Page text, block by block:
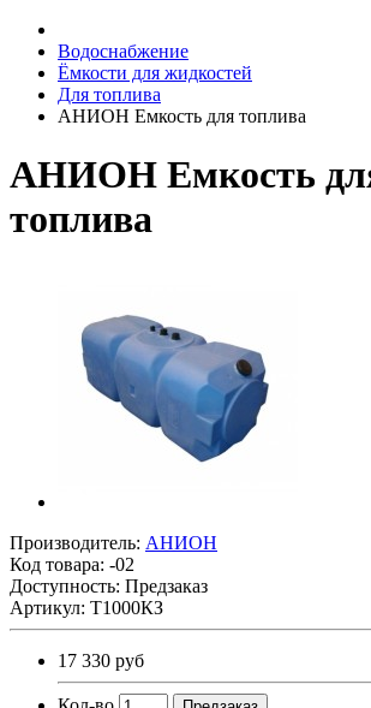
Водоснабжение
Ёмкости для жидкостей
Для топлива
АНИОН Емкость для топлива
АНИОН Емкость
топлива
Производитель: AНИОН
Код товара: -02
Доступность: Предзаказ
Артикул: Т1000КЗ
17 330 руб